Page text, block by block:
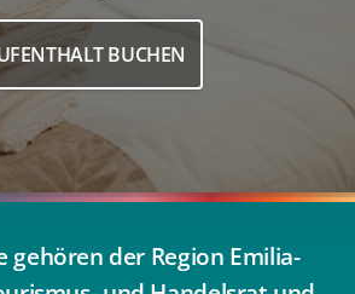
BUCHEN
gehören der Region Emilia-